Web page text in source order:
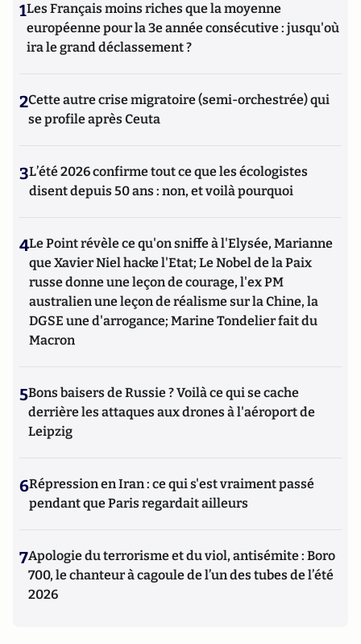
1Les Français moins riches que la moyenne
européenne pour la 3e année consécutive : jusqu'où
ira le grand déclassement ?
2Cette autre crise migratoire (semi-orchestrée) qui
se profile après Ceuta
3L’été 2026 confirme tout ce que les écologistes
disent depuis 50 ans : non, et voilà pourquoi
4Le Point révèle ce qu'on sniffe à l'Elysée, Marianne
que Xavier Niel hacke l'Etat; Le Nobel de la Paix
russe donne une leçon de courage, l'ex PM
australien une leçon de réalisme sur la Chine, la
DGSE une d'arrogance; Marine Tondelier fait du
Macron
5Bons baisers de Russie ? Voilà ce qui se cache
derrière les attaques aux drones à l'aéroport de
Leipzig
6Répression en Iran : ce qui s'est vraiment passé
pendant que Paris regardait ailleurs
7Apologie du terrorisme et du viol, antisémite : Boro
700, le chanteur à cagoule de l’un des tubes de l’été
2026